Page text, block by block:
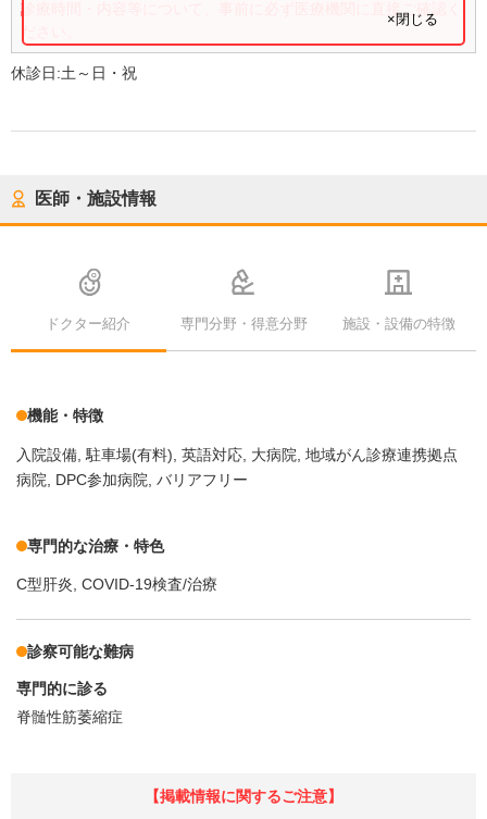
診療時間・内容等について、事前に必ず医療機関に直接ご確認く
×閉じる
休診日:土～日・祝
医師・施設情報
ドクター紹介 専門分野・得意分野 施設・設備の特徴
機能・特徴
入院設備 駐車場(有料) 英語対応 大病院 地域がん診療連携拠点
病院
DPC参加病院 バリアフリー
専門的な治療・特色
C型肝炎 COVID-19検査/治療
診察可能な難病
専門的に診る
脊髄性筋萎縮症
【掲載情報に関するご注意】